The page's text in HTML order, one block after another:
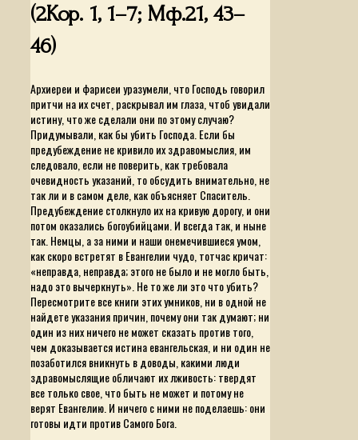
(2Кор. 1, 1–7; Мф.21, 43–
46)
Архиереи и фарисеи уразумели, что Господь говорил
притчи на их счет, раскрывал им глаза, чтоб увидали
истину, что же сделали они по этому случаю?
Придумывали, как бы убить Господа. Если бы
предубеждение не кривило их здравомыслия, им
следовало, если не поверить, как требовала
очевидность указаний, то обсудить внимательно, не
так ли и в самом деле, как объясняет Спаситель.
Предубеждение столкнуло их на кривую дорогу, и они
потом оказались богоубийцами. И всегда так, и ныне
так. Немцы, а за ними и наши онемечившиеся умом,
как скоро встретят в Евангелии чудо, тотчас кричат:
«неправда, неправда; этого не было и не могло быть,
надо это вычеркнуть». Не то же ли это что убить?
Пересмотрите все книги этих умников, ни в одной не
найдете указания причин, почему они так думают; ни
один из них ничего не может сказать против того,
чем доказывается истина евангельская, и ни один не
позаботился вникнуть в доводы, какими люди
здравомыслящие обличают их лживость: твердят
все только свое, что быть не может и потому не
верят Евангелию. И ничего с ними не поделаешь: они
готовы идти против Самого Бога.